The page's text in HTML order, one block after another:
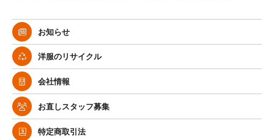
お知らせ
洋服のリサイクル
会社情報
お直しスタッフ募集
特定商取引法